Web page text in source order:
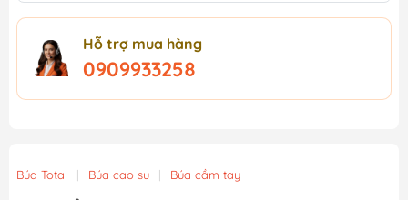
Hỗ trợ mua hàng
0909933258
Búa Total | Búa cao su | Búa cầm tay